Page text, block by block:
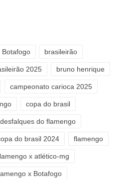
Botafogo brasileirão
2025 bruno henrique
campeonato carioca 2025
copa do brasil
desfalques do flamengo
do brasil 2024 flamengo
x atlético-mg
x Botafogo